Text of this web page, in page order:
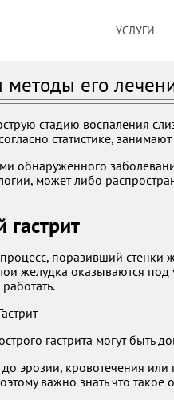
УСЛУГИ
методы его
стадию воспаления
статистике,
обнаруженного
может либо
гастрит
поразивший
желудка оказываются
гастрита могут
до эрозии, кровотечения
важно знать что такое